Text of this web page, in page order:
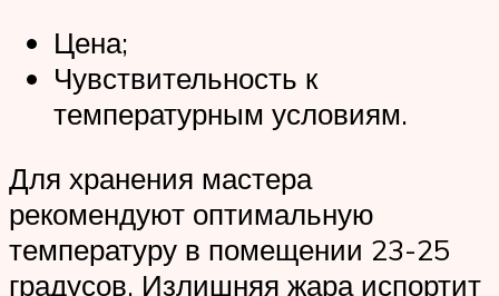
Цена;
Чувствительность к
температурным условиям.
Для хранения мастера
рекомендуют оптимальную
температуру в помещении 23-25
градусов. Излишняя жара испортит